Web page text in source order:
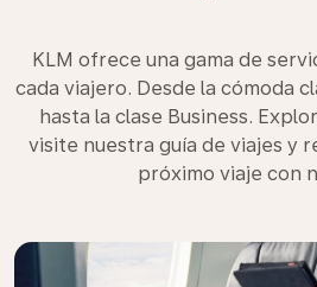
KLM ofrece una gama de
cada viajero. Desde la cómoda
hasta la clase Business.
visite nuestra guía de viajes y
próximo viaje con